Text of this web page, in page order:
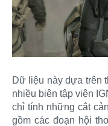
Dữ liệu này dựa trên
nhiều biên tập viên
chỉ tính những cắt
gồm các đoạn hội